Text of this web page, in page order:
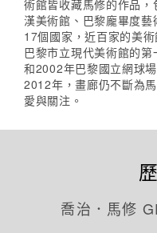
術館皆收藏馬修的作品
漢美術館、巴黎龐畢度
17個國家，近百家的美
巴黎市立現代美術館的
和2002年巴黎國立網球
2012年，畫廊仍不斷為
愛與關注。
喬治．馬修